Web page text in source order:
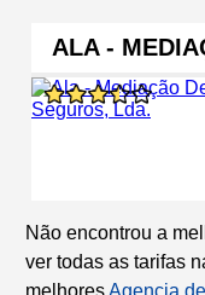
ALA -
Não encontrou a
ver todas as tarifas
melhores Agencia